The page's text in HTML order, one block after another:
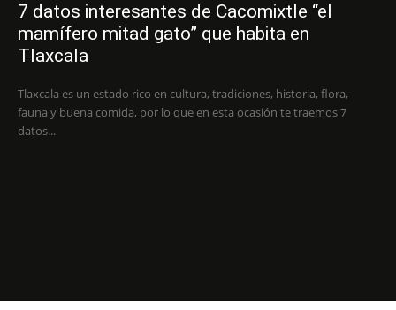
7 datos interesantes de Cacomixtle “el
mamífero mitad gato” que habita en
Tlaxcala
Tlaxcala es un estado rico en cultura, tradiciones, historia, flora,
fauna y buena comida, por lo que en esta ocasión te traemos 7
datos...